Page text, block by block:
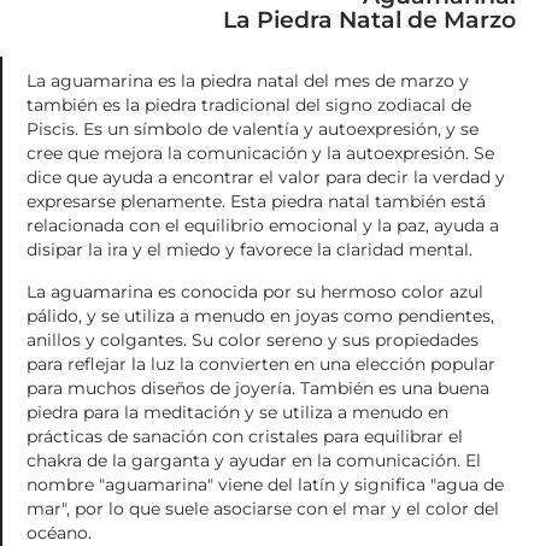
La Piedra Natal de Marzo
La aguamarina es la piedra natal del mes de marzo y
también es la piedra tradicional del signo zodiacal de
Piscis. Es un símbolo de valentía y autoexpresión, y se
cree que mejora la comunicación y la autoexpresión. Se
dice que ayuda a encontrar el valor para decir la verdad y
expresarse plenamente. Esta piedra natal también está
relacionada con el equilibrio emocional y la paz, ayuda a
disipar la ira y el miedo y favorece la claridad mental.
La aguamarina es conocida por su hermoso color azul
pálido, y se utiliza a menudo en joyas como pendientes,
anillos y colgantes. Su color sereno y sus propiedades
para reflejar la luz la convierten en una elección popular
para muchos diseños de joyería. También es una buena
piedra para la meditación y se utiliza a menudo en
prácticas de sanación con cristales para equilibrar el
chakra de la garganta y ayudar en la comunicación. El
nombre "aguamarina" viene del latín y significa "agua de
mar", por lo que suele asociarse con el mar y el color del
océano.